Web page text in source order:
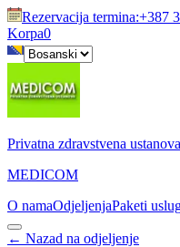
Rezervacija termina:+387
Korpa0
Privatna zdravstvena ustanova
MEDICOM
O namaOdjeljenjaPaketi
← Nazad na odjeljenje